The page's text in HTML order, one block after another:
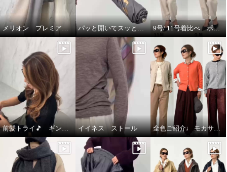
メリオン プレミアムな着心地🎵 パッと開いてスッと閉じる🎵晴雨兼用折りたたみジャンプ傘 9号/ 11号着比べ ポルトゥヴィータ ノーカラージャケット
前髪トライ🎵 ギンカウィンカ ドレスドヘアー イイネス ストール 全色ご紹介♩ モカサン ジュンコシマダ カーディガン